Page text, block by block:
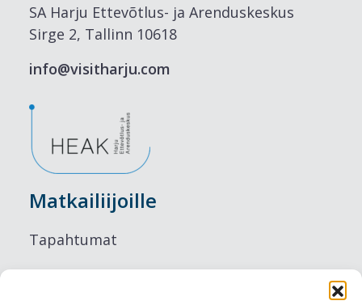
SA Harju Ettevõtlus- ja Arenduskeskus
Sirge 2, Tallinn 10618
info@visitharju.com
Matkailiijoille
Tapahtumat